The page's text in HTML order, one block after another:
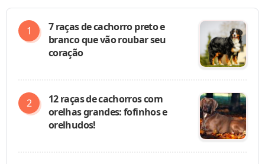
7 raças de cachorro preto e
branco que vão roubar seu
coração
12 raças de cachorros com
orelhas grandes: fofinhos e
orelhudos!